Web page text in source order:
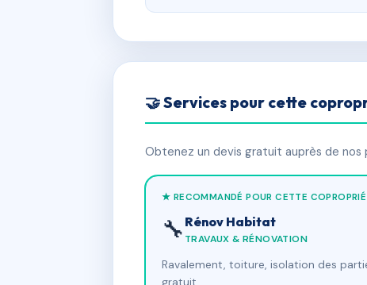
🤝 Services pour cette
Obtenez un devis gratuit auprès de nos
★ RECOMMANDÉ POUR CETTE
🔧 Rénov Habitat
TRAVAUX & RÉNOVATION
Ravalement, toiture, isolation des
gratuit.